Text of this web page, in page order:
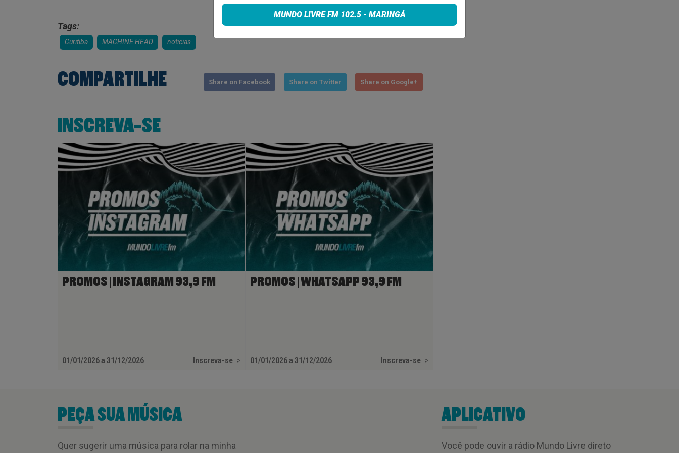
Tags:
Curitiba MACHINE HEAD noticias
COMPARTILHE Share on Facebook Share on Twitter Share on Google+
INSCREVA-SE
PROMOS | INSTAGRAM 93,9 FM
01/01/2026 a 31/12/2026 Inscreva-se >
PROMOS | WHATSAPP 93,9 FM
01/01/2026 a 31/12/2026 Inscreva-se >
PEÇA SUA MÚSICA
Quer sugerir uma música para rolar na minha
APLICATIVO
Você pode ouvir a rádio Mundo Livre direto
MUNDO LIVRE FM 102.5 - MARINGÁ